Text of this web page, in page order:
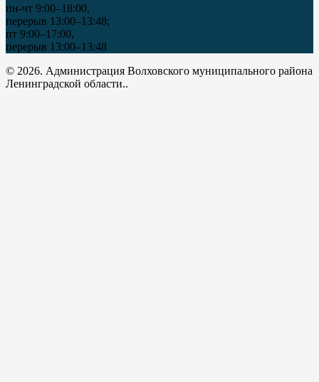
пн-чт 9:00–18:00,
перерыв 13:00–13:48;
пт 9:00–17:00,
перерыв 13:00–13:48
© 2026. Администрация Волховского муниципального района
Ленинградской области..